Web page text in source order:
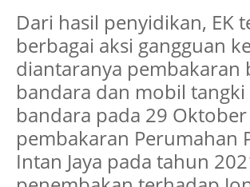
Dari hasil penyidikan, EK
berbagai aksi gangguan
diantaranya pembakaran
bandara dan mobil tangki
bandara pada 29
pembakaran Perumahan
Intan Jaya pada tahun